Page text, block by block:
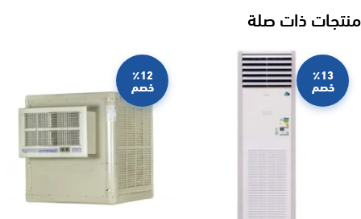
منتجات ذات صلة
٪13
خصم
٪12
خصم